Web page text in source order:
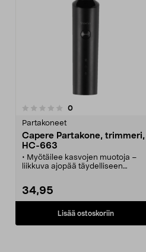
0arvostelut
Partakoneet
Capere Partakone, trimmeri,
HC-663
• Myötäilee kasvojen muotoja –
liikkuva ajopää täydelliseen
monipuolinen parranajokone,
jossa trimmeri.
• Ladattava akku – käyttöaika jopa
34,95
Lisää ostoskoriin